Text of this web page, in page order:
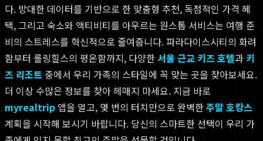
다. 방대한 데이터를 기반으로 한 맞춤형 추천, 독점적인 가격 혜
택, 그리고 숙소와 액티비티를 아우르는 원스톱 서비스는 여행 준
비의 스트레스를 혁신적으로 줄여줍니다. 파라다이스시티의 화려
함부터 롤링힐스의 평온함까지, 다양한 서울 근교 키즈 호텔과 키
즈 리조트 중에서 우리 가족의 스타일에 꼭 맞는 곳을 찾아보세요.
더 이상 수많은 정보를 찾아 헤매지 마세요. 지금 바로
myrealtrip 앱을 열고, 몇 번의 터치만으로 완벽한주말 호캉스
계획을 시작해 보시기 바랍니다. 당신의 스마트한 선택이 우리 가